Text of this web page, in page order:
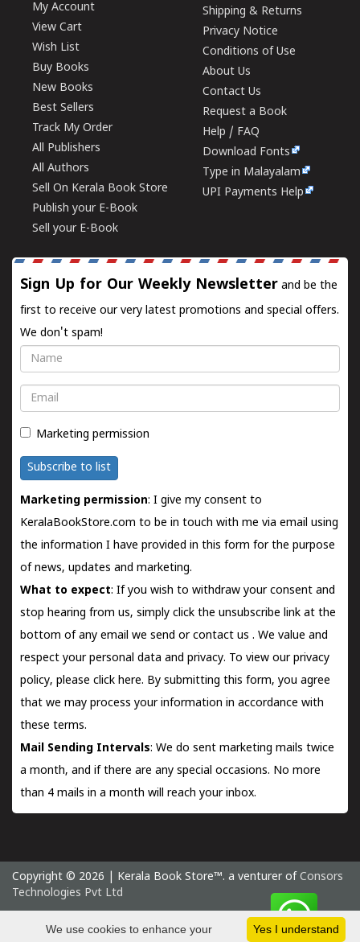
My Account
View Cart
Wish List
Buy Books
New Books
Best Sellers
Track My Order
All Publishers
All Authors
Sell On Kerala Book Store
Publish your E-Book
Sell your E-Book
Shipping & Returns
Privacy Notice
Conditions of Use
About Us
Contact Us
Request a Book
Help / FAQ
Download Fonts
Type in Malayalam
UPI Payments Help
Sign Up for Our Weekly Newsletter and be the
first to receive our very latest promotions and special offers.
We don't spam!
Name
Email
Marketing permission
Subscribe to list
Marketing permission: I give my consent to
KeralaBookStore.com to be in touch with me via email using
the information I have provided in this form for the purpose
of news, updates and marketing.
What to expect: If you wish to withdraw your consent and
stop hearing from us, simply click the unsubscribe link at the
bottom of any email we send orcontact us . We value and
respect your personal data and privacy. To view our privacy
policy, please click here. By submitting this form, you agree
that we may process your information in accordance with
these terms.
Mail Sending Intervals: We do sent marketing mails twice
a month, and if there are any special occasions. No more
than 4 mails in a month will reach your inbox.
Copyright © 2026 | Kerala Book Store™. a venturer of Consors
Technologies Pvt Ltd
Thursday 6 August, 2026 IST
Yes I understand
We use cookies to enhance your